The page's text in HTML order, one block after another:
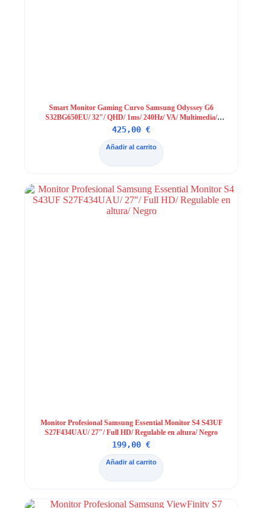
Smart Monitor Gaming Curvo Samsung Odyssey G6
S32BG650EU/ 32″/ QHD/ 1ms/ 240Hz/ VA/ Multimedia/
Regulable en altura/ Smart TV/ Negro
425,00€
Añadir al carrito
Monitor Profesional Samsung Essential Monitor S4 S43UF
S27F434UAU/ 27″/ Full HD/ Regulable en altura/ Negro
199,00€
Añadir al carrito